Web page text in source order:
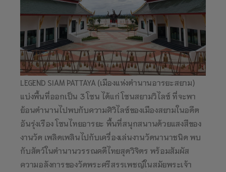
LEGEND SIAM PATTAYA (เมืองแห่งตำนานอารยะสยาม)
แบ่งพื้นที่ออกเป็น 3 โซน ได้แก่ โซนสยามวิไลซ์ ที่จะพา
ย้อนตำนานไปพบกับความศิวิไลซ์ของเมืองสยามในอดีต
อันรุ่งเรือง โซนไทยอารยะ พื้นที่สนุกสนานด้วยแสงสีของ
งานวัด เพลิดเพลินไปกับเครื่องเล่นงานวัดนานาชนิด พบ
กับสัตว์ในตำนานวรรณคดีไทยสุดวิจิตร พร้อมสัมผัส
ความอลังการของวัดพระศรีสรรเพชญ์ในสมัยพระเจ้า